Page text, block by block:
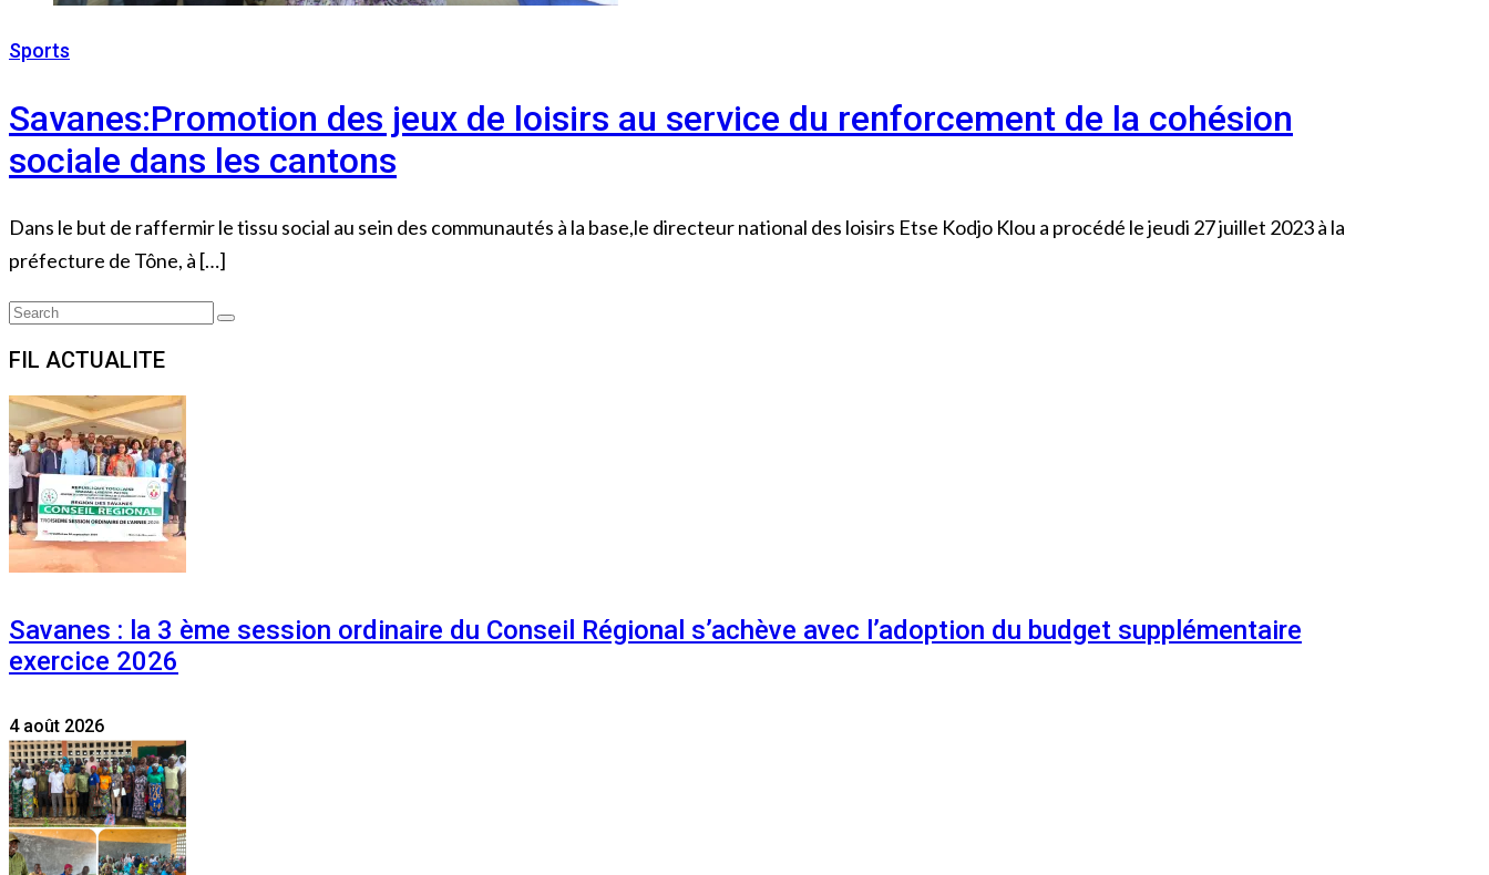
Sports
Savanes:Promotion des jeux de loisirs au service du renforcement de la cohésion
sociale dans les cantons
Dans le but de raffermir le tissu social au sein des communautés à la base,le directeur national des loisirs Etse Kodjo Klou a procédé le jeudi 27 juillet 2023 à la
préfecture de Tône, à […]
Search
Search
FIL ACTUALITE
Savanes : la 3 ème session ordinaire du Conseil Régional s’achève avec l’adoption du budget supplémentaire
exercice 2026
4 août 2026